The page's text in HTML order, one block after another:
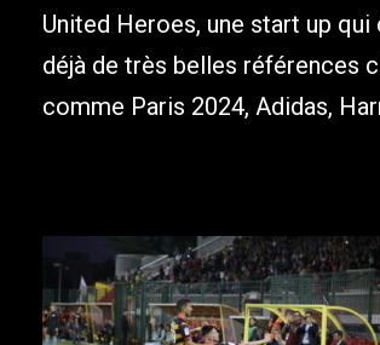
United Heroes, une start up
déjà de très belles références
comme Paris 2024, Adidas,